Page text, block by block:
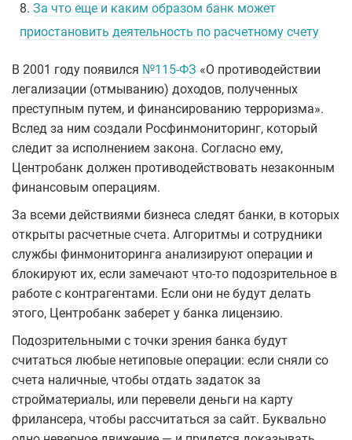
8. За что еще и каким образом банк может
приостановить деятельность по расчетному счету
В 2001 году появился №115-ФЗ «О противодействии
легализации (отмыванию) доходов, полученных
преступным путем, и финансированию терроризма».
Вслед за ним создали Росфинмониторинг, который
следит за исполнением закона. Согласно ему,
Центробанк должен противодействовать незаконным
финансовым операциям.
За всеми действиями бизнеса следят банки, в которых
открыты расчетные счета. Алгоритмы и сотрудники
службы финмониторинга анализируют операции и
блокируют их, если замечают что-то подозрительное в
работе с контрагентами. Если они не будут делать
этого, Центробанк заберет у банка лицензию.
Подозрительными с точки зрения банка будут
считаться любые нетиповые операции: если сняли со
счета наличные, чтобы отдать задаток за
стройматериалы, или перевели деньги на карту
фрилансера, чтобы рассчитаться за сайт. Буквально